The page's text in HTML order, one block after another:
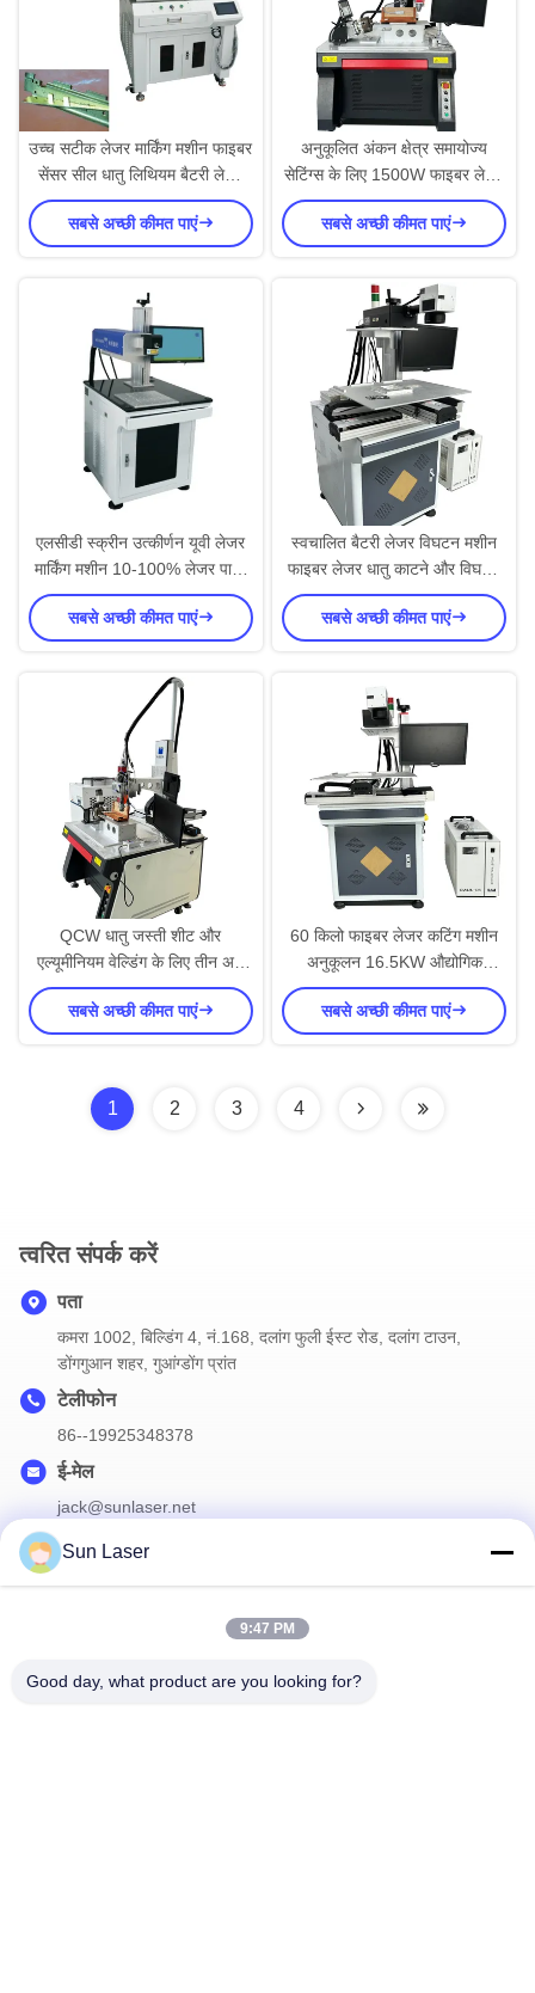
उच्च सटीक लेजर मार्किंग मशीन फाइबर
सेंसर सील धातु लिथियम बैटरी लेजर
वेल्डिंग मशीन
सबसे अच्छी कीमत पाएं
अनुकूलित अंकन क्षेत्र समायोज्य
सेटिंग्स के लिए 1500W फाइबर लेजर
वेल्डिंग मशीन
सबसे अच्छी कीमत पाएं
एलसीडी स्क्रीन उत्कीर्णन यूवी लेजर
मार्किंग मशीन 10-100% लेजर पावर
समायोजन रेंज के साथ
सबसे अच्छी कीमत पाएं
स्वचालित बैटरी लेजर विघटन मशीन
फाइबर लेजर धातु काटने और विघटन
मशीन
सबसे अच्छी कीमत पाएं
QCW धातु जस्ती शीट और
एल्यूमीनियम वेल्डिंग के लिए तीन अक्ष
फाइबर लेजर वेल्डिंग मशीन
सबसे अच्छी कीमत पाएं
60 किलो फाइबर लेजर कटिंग मशीन
अनुकूलन 16.5KW औद्योगिक
स्वचालित सीएनसी मशीन
सबसे अच्छी कीमत पाएं
1 2 3 4
त्वरित संपर्क करें
पता
कमरा 1002, बिल्डिंग 4, नं.168, दलांग फुली ईस्ट रोड, दलांग टाउन,
डोंगगुआन शहर, गुआंग्डोंग प्रांत
टेलीफोन
86--19925348378
ई-मेल
jack@sunlaser.net
छूट और अधिक के लिए हमारे न्यूज़लेटर की सदस्यता लें।
Sun Laser
9:47 PM
Good day, what product are you looking for?